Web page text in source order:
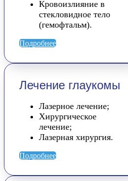
Кровоизлияние в
стекловидное тело
(гемофтальм).
Подробнее
Лечение глаукомы
Лазерное лечение;
Хирургическое
лечение;
Лазерная хирургия.
Подробнее